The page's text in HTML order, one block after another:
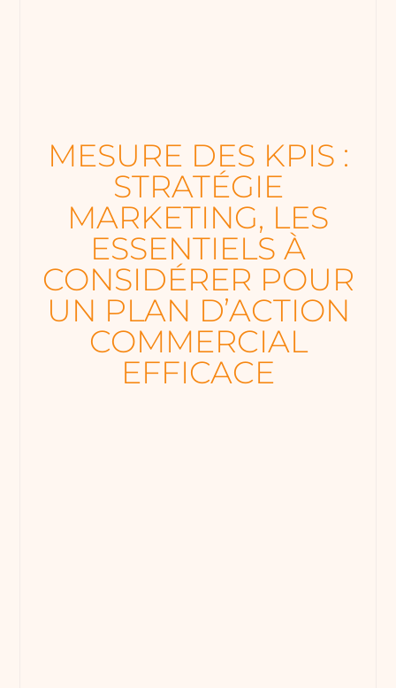
MESURE DES KPIS :
STRATÉGIE
MARKETING, LES
ESSENTIELS À
CONSIDÉRER POUR
UN PLAN D’ACTION
COMMERCIAL
EFFICACE